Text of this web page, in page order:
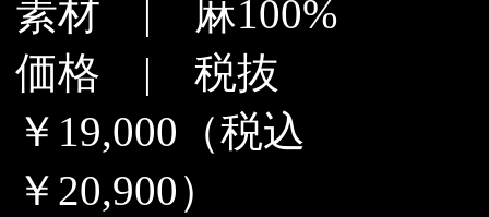
素材 | 麻100%
価格 | 税抜
￥19,000（税込
￥20,900）